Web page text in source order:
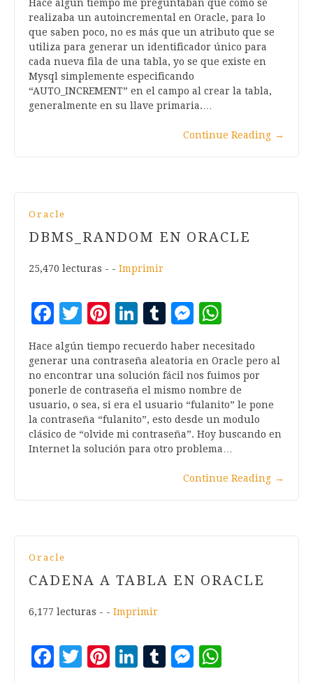
Hace algún tiempo me preguntaban que como se
realizaba un autoincremental en Oracle, para lo
que saben poco, no es más que un atributo que se
utiliza para generar un identificador único para
cada nueva fila de una tabla, yo se que existe en
Mysql simplemente especificando
“AUTO_INCREMENT” en el campo al crear la tabla,
generalmente en su llave primaria.…
Continue Reading →
Oracle
DBMS_RANDOM EN ORACLE
25,470 lecturas - - Imprimir
Facebook
Twitter
Pinterest
LinkedIn
Tumblr
Messenger
Hace algún tiempo recuerdo haber necesitado
generar una contraseña aleatoria en Oracle pero al
no encontrar una solución fácil nos fuimos por
ponerle de contraseña el mismo nombre de
usuario, o sea, si era el usuario “fulanito” le pone
la contraseña “fulanito”, esto desde un modulo
clásico de “olvide mi contraseña”. Hoy buscando en
Internet la solución para otro problema…
Continue Reading →
Oracle
CADENA A TABLA EN ORACLE
6,177 lecturas - - Imprimir
Facebook
Twitter
Pinterest
LinkedIn
Tumblr
Messenger